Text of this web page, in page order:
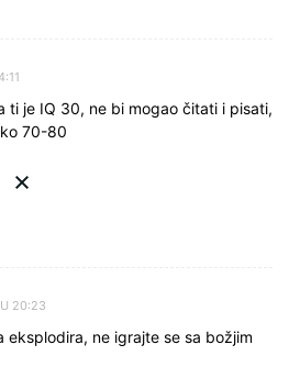
ti je IQ 30, ne bi mogao čitati i pisati,
70-80
20:23
eksplodira, ne igrajte se sa božjim